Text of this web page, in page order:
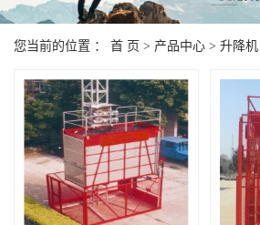
您当前的位置 ： 首 页 > 产品中心 > 升降机